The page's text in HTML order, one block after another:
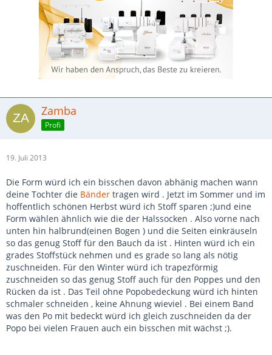
Zamba
Profi
19. Juli 2013
Die Form würd ich ein bisschen davon abhänig machen wann
deine Tochter die Bänder tragen wird . Jetzt im Sommer und im
hoffentlich schönen Herbst würd ich Stoff sparen ;)und eine
Form wählen ähnlich wie die der Halssocken . Also vorne nach
unten hin halbrund(einen Bogen ) und die Seiten einkräuseln
so das genug Stoff für den Bauch da ist . Hinten würd ich ein
grades Stoffstück nehmen und es grade so lang als nötig
zuschneiden. Für den Winter würd ich trapezförmig
zuschneiden so das genug Stoff auch für den Poppes und den
Rücken da ist . Das Teil ohne Popobedeckung würd ich hinten
schmaler schneiden , keine Ahnung wieviel . Bei einem Band
was den Po mit bedeckt würd ich gleich zuschneiden da der
Popo bei vielen Frauen auch ein bisschen mit wächst ;).